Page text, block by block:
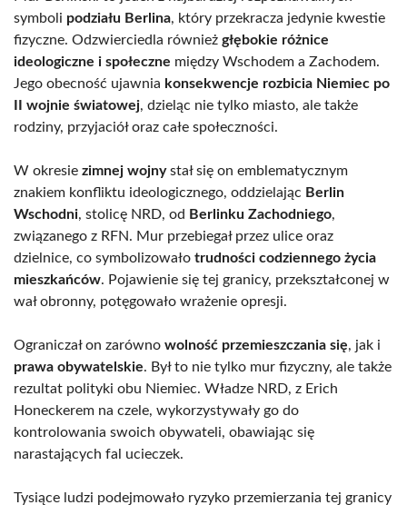
symboli podziału Berlina, który przekracza jedynie kwestie
fizyczne. Odzwierciedla również głębokie różnice
ideologiczne i społeczne między Wschodem a Zachodem.
Jego obecność ujawnia konsekwencje rozbicia Niemiec po
II wojnie światowej, dzieląc nie tylko miasto, ale także
rodziny, przyjaciół oraz całe społeczności.
W okresie zimnej wojnystał się on emblematycznym
znakiem konfliktu ideologicznego, oddzielając Berlin
Wschodni, stolicę NRD, od Berlinku Zachodniego,
związanego z RFN. Mur przebiegał przez ulice oraz
dzielnice, co symbolizowało trudności codziennego życia
mieszkańców. Pojawienie się tej granicy, przekształconej w
wał obronny, potęgowało wrażenie opresji.
Ograniczał on zarówno wolność przemieszczania się, jak i
prawa obywatelskie. Był to nie tylko mur fizyczny, ale także
rezultat polityki obu Niemiec. Władze NRD, z Erich
Honeckerem na czele, wykorzystywały go do
kontrolowania swoich obywateli, obawiając się
narastających fal ucieczek.
Tysiące ludzi podejmowało ryzyko przemierzania tej granicy